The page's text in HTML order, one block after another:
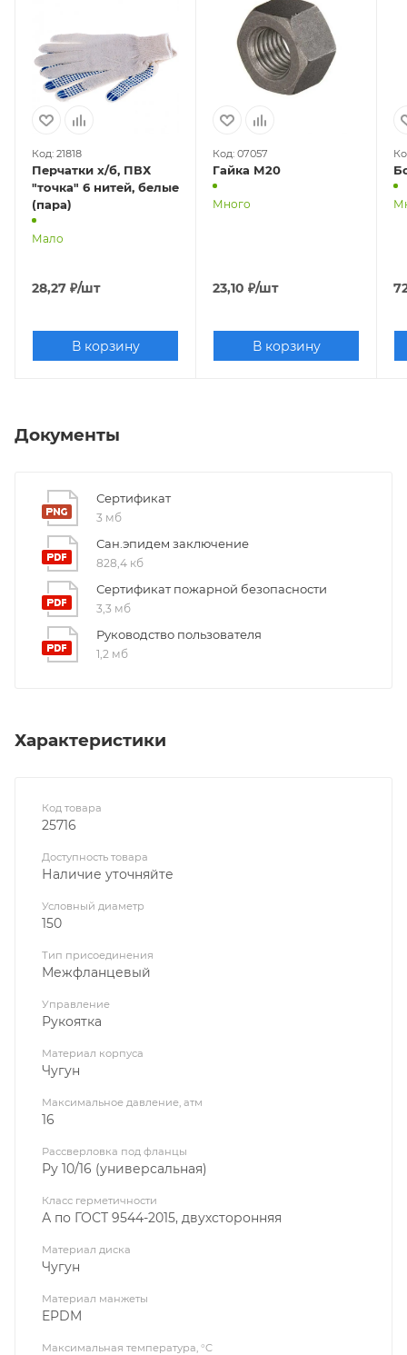
Код: 21818
Перчатки х/б, ПВХ
"точка" 6 нитей, белые
(пара)
Мало
28,27 ₽/шт
В корзину
Код: 07057
Гайка М20
Много
23,10 ₽/шт
В корзину
Документы
Сертификат
3 мб
Сан.эпидем заключение
828,4 кб
Сертификат пожарной безопасности
3,3 мб
Руководство пользователя
1,2 мб
Характеристики
Код товара
25716
Доступность товара
Наличие уточняйте
Условный диаметр
150
Тип присоединения
Межфланцевый
Управление
Рукоятка
Материал корпуса
Чугун
Максимальное давление, атм
16
Рассверловка под фланцы
Ру 10/16 (универсальная)
Класс герметичности
А по ГОСТ 9544-2015, двухсторонняя
Материал диска
Чугун
Материал манжеты
EPDM
Максимальная температура, °C